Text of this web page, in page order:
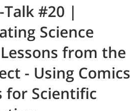
#20 |
Science
from the
- Using Comics
for Scientific